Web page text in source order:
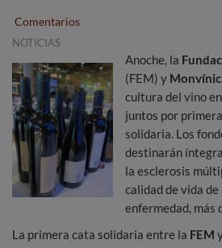
Comentarios
NOTICIAS
Anoche, la
(FEM) y Monvínic
cultura del vino
juntos por
solidaria. Los
destinarán
la esclerosis
calidad de vida
enfermedad, más
La primera cata solidaria entre la FEM